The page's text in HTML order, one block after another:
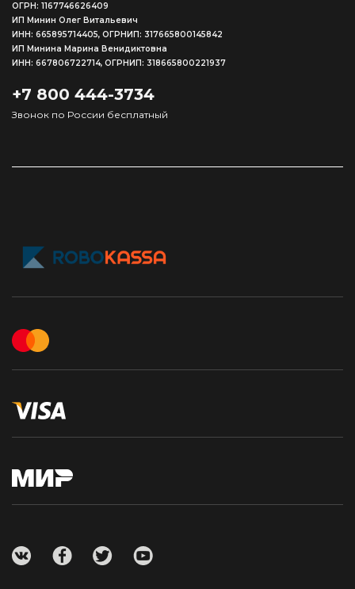
ОГРН: 1167746626409
ИП Минин Олег Витальевич
ИНН: 665895714405, ОГРНИП: 317665800145842
ИП Минина Марина Венидиктовна
ИНН: 667806722714, ОГРНИП: 318665800221937
+7 800 444-3734
Звонок по России бесплатный